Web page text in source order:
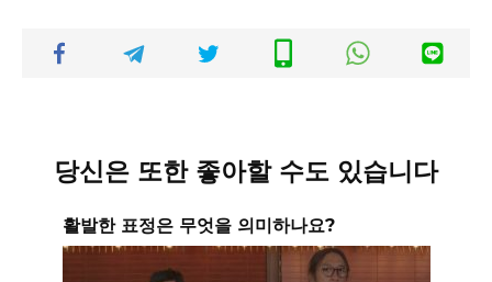
당신은 또한 좋아할 수도 있습니다
활발한 표정은 무엇을 의미하나요?